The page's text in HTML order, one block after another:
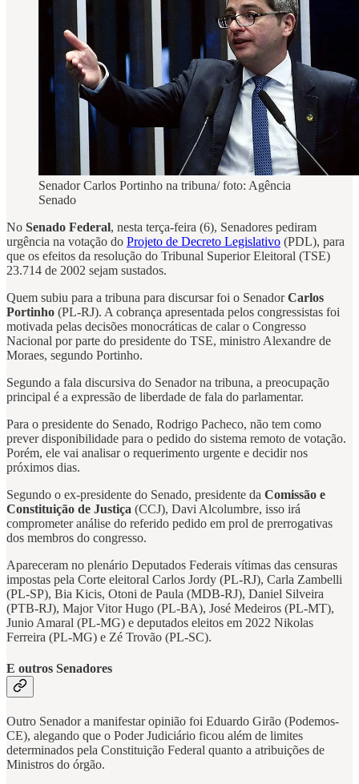
Senador Carlos Portinho na tribuna/ foto: Agência
Senado
No Senado Federal, nesta terça-feira (6), Senadores pediram
urgência na votação do Projeto de Decreto Legislativo (PDL), para
que os efeitos da resolução do Tribunal Superior Eleitoral (TSE)
23.714 de 2002 sejam sustados.
Quem subiu para a tribuna para discursar foi o SenadorCarlos
Portinho (PL-RJ). A cobrança apresentada pelos congressistas foi
motivada pelas decisões monocráticas de calar o Congresso
Nacional por parte do presidente do TSE, ministro Alexandre de
Moraes, segundo Portinho.
Segundo a fala discursiva do Senador na tribuna, a preocupação
principal é a expressão de liberdade de fala do parlamentar.
Para o presidente do Senado, Rodrigo Pacheco, não tem como
prever disponibilidade para o pedido do sistema remoto de votação.
Porém, ele vai analisar o requerimento urgente e decidir nos
próximos dias.
Segundo o ex-presidente do Senado, presidente da Comissão e
Constituição de Justiça (CCJ), Davi Alcolumbre, isso irá
comprometer análise do referido pedido em prol de prerrogativas
dos membros do congresso.
Apareceram no plenário Deputados Federais vítimas das censuras
impostas pela Corte eleitoral Carlos Jordy (PL-RJ), Carla Zambelli
(PL-SP), Bia Kicis, Otoni de Paula (MDB-RJ), Daniel Silveira
(PTB-RJ), Major Vitor Hugo (PL-BA), José Medeiros (PL-MT),
Junio Amaral (PL-MG) e deputados eleitos em 2022 Nikolas
Ferreira (PL-MG) e Zé Trovão (PL-SC).
E outros Senadores
Outro Senador a manifestar opinião foi Eduardo Girão (Podemos-
CE), alegando que o Poder Judiciário ficou além de limites
determinados pela Constituição Federal quanto a atribuições de
Ministros do órgão.